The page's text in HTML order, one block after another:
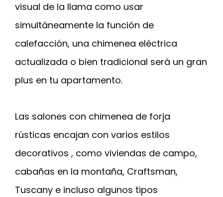
visual de la llama como usar
simultáneamente la función de
calefacción, una chimenea eléctrica
actualizada o bien tradicional será un gran
plus en tu apartamento.
Las salones con chimenea de forja
rústicas encajan con varios estilos
decorativos , como viviendas de campo,
cabañas en la montaña, Craftsman,
Tuscany e incluso algunos tipos